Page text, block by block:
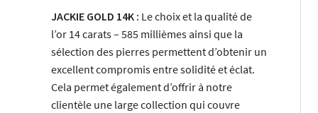
JACKIE GOLD 14K : Le choix et la qualité de
l’or 14 carats – 585 millièmes ainsi que la
sélection des pierres permettent d’obtenir un
excellent compromis entre solidité et éclat.
Cela permet également d’offrir à notre
clientèle une large collection qui couvre